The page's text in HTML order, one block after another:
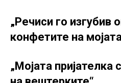
„Речиси го изгубив
конфетите на
„Мојата пријателка